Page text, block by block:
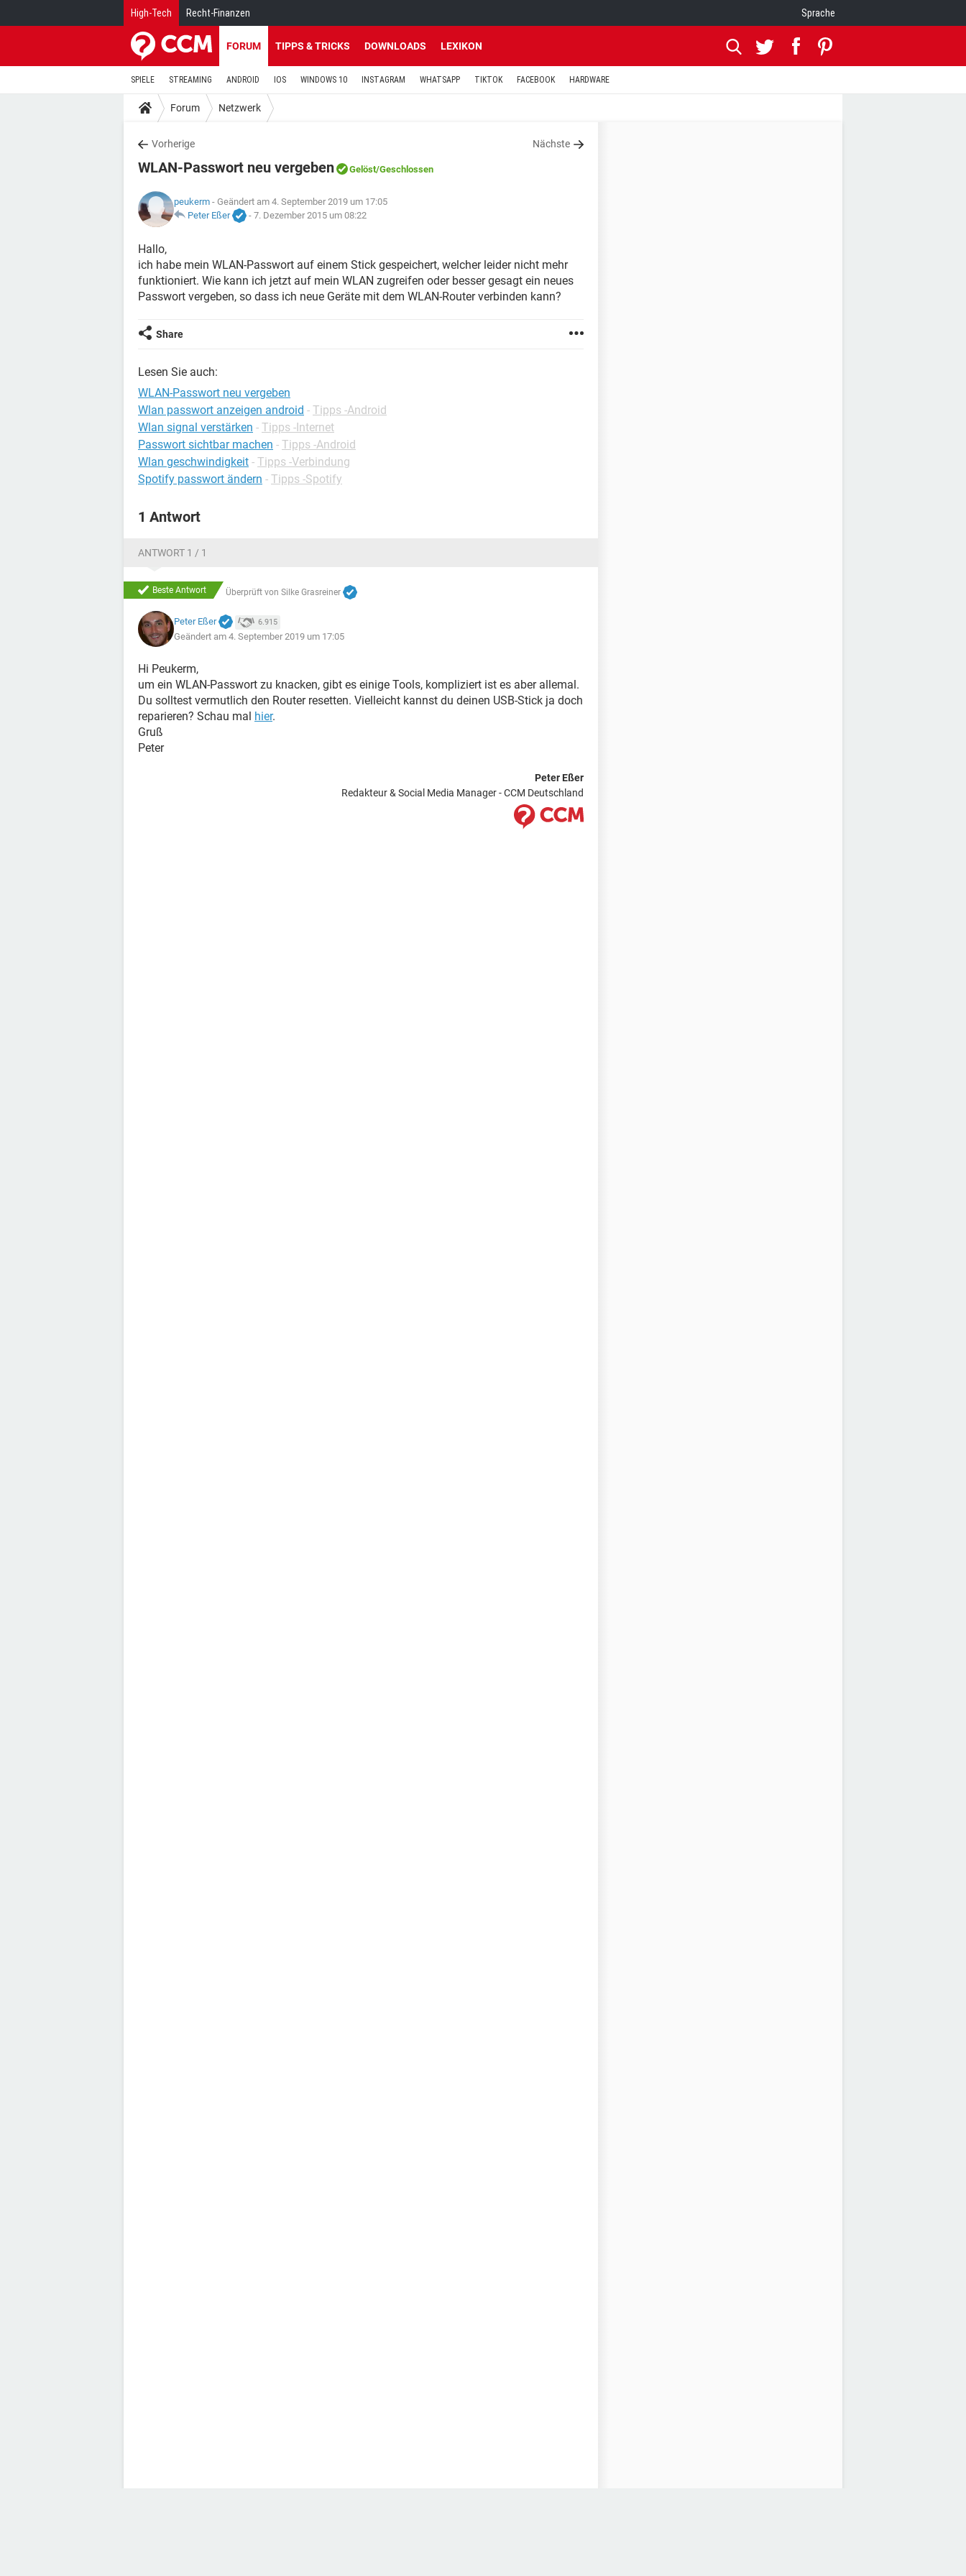
High-Tech Recht-Finanzen Sprache
FORUM TIPPS & TRICKS DOWNLOADS LEXIKON
SPIELE STREAMING ANDROID IOS WINDOWS 10 INSTAGRAM WHATSAPP TIKTOK FACEBOOK HARDWARE
Forum Netzwerk
Vorherige Nächste
WLAN-Passwort neu vergeben Gelöst/Geschlossen
peukerm - Geändert am 4. September 2019 um 17:05
Peter Eßer
- 7. Dezember 2015 um 08:22
Hallo,
ich habe mein WLAN-Passwort auf einem Stick gespeichert, welcher leider nicht mehr
funktioniert. Wie kann ich jetzt auf mein WLAN zugreifen oder besser gesagt ein neues
Passwort vergeben, so dass ich neue Geräte mit dem WLAN-Router verbinden kann?
Share
Lesen Sie auch:
WLAN-Passwort neu vergeben
Wlan passwort anzeigen android - Tipps -Android
Wlan signal verstärken - Tipps -Internet
Passwort sichtbar machen - Tipps -Android
Wlan geschwindigkeit - Tipps -Verbindung
Spotify passwort ändern - Tipps -Spotify
1 Antwort
ANTWORT 1 / 1
Beste Antwort Überprüft von Silke Grasreiner
Peter Eßer 6.915
Geändert am 4. September 2019 um 17:05
Hi Peukerm,
um ein WLAN-Passwort zu knacken, gibt es einige Tools, kompliziert ist es aber allemal.
Du solltest vermutlich den Router resetten. Vielleicht kannst du deinen USB-Stick ja doch
reparieren? Schau mal hier.
Gruß
Peter
Peter Eßer
Redakteur & Social Media Manager - CCM Deutschland